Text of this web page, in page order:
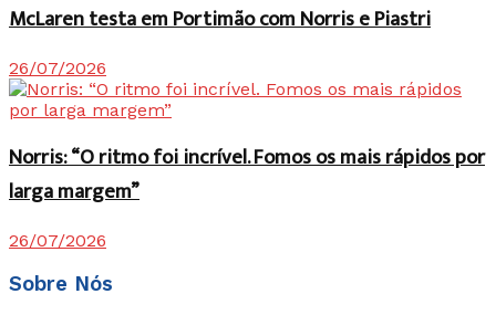
McLaren testa em Portimão com Norris e Piastri
26/07/2026
Norris: “O ritmo foi incrível. Fomos os mais rápidos por
larga margem”
26/07/2026
Sobre Nós